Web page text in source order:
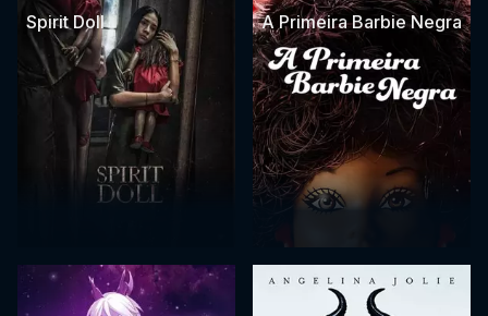
Spirit Doll A Primeira Barbie Negra